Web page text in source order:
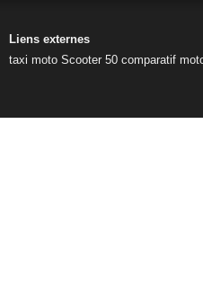
Liens externes
taxi moto Scooter 50 comparatif